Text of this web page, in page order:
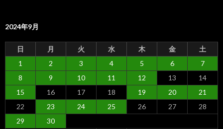
2024年9月
日 月 火 水 木 金 土
1 2 3 4 5 6
7
8
9 10 11 12 13
14
15
16 17 18 19 20
21
22
23 24 25 26 27
28
29
30